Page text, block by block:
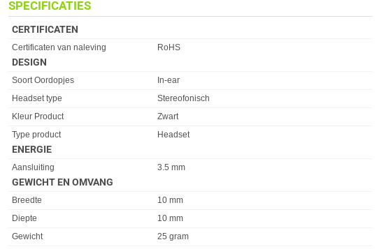
SPECIFICATIES
CERTIFICATEN
Eigenschap Waarde
Certificaten van naleving RoHS
DESIGN
Eigenschap Waarde
Soort Oordopjes
In-ear
Headset type
Stereofonisch
Kleur Product
Zwart
Type product
Headset
ENERGIE
Eigenschap
Aansluiting 3.5 mm
GEWICHT EN OMVANG
Eigenschap
Breedte
10 mm
Diepte
10 mm
Gewicht
25 gram